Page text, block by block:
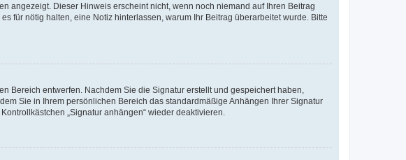
angezeigt. Dieser Hinweis erscheint nicht, wenn noch niemand auf Ihren Beitrag
für nötig halten, eine Notiz hinterlassen, warum Ihr Beitrag überarbeitet wurde. Bitte
Bereich entwerfen. Nachdem Sie die Signatur erstellt und gespeichert haben,
Sie in Ihrem persönlichen Bereich das standardmäßige Anhängen Ihrer Signatur
„Signatur anhängen“ wieder deaktivieren.